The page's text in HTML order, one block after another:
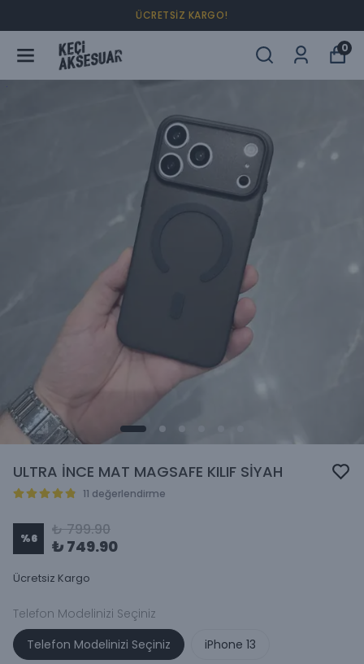
ÜCRETSİZ KARGO!
0
ULTRA İNCE MAT MAGSAFE KILIF SİYAH
11 değerlendirme
%6 ₺ 799.90
₺ 749.90
Ücretsiz Kargo
Telefon Modelinizi Seçiniz
Telefon Modelinizi Seçiniz
iPhone 13